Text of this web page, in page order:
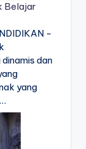
Belajar
-
dan
yang